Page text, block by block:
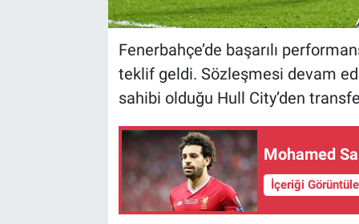
Fenerbahçe’de başarılı
teklif geldi. Sözleşmesi devam
sahibi olduğu Hull City’den
Mohamed
İçeriği Görüntüle